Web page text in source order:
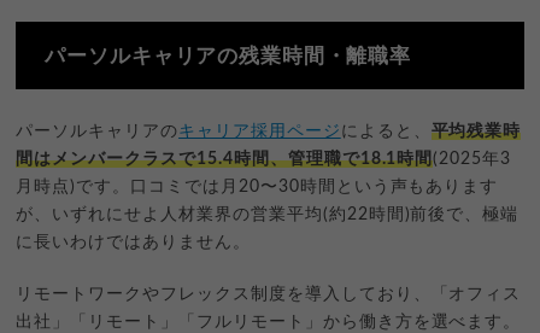
パーソルキャリアの残業時間・離職率
パーソルキャリアのキャリア採用ページ によると、 平均残業時
間はメンバークラスで15.4時間、管理職で18.1時間(2025年3
月時点)です。口コミでは月20〜30時間という声もあります
が、いずれにせよ人材業界の営業平均(約22時間)前後で、極端
に長いわけではありません。
リモートワークやフレックス制度を導入しており、「オフィス
出社」「リモート」「フルリモート」から働き方を選べます。